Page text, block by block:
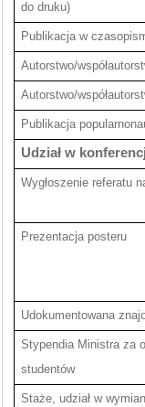
do druku)
Publikacja w
Autorstwo/
Autorstwo/
Publikacja
Udział w
Wygłoszenie referatu
Prezentacja posteru
Udokumentowana
Stypendia Ministra za
studentów
Staże, udział w